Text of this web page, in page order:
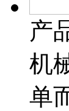
产
机
单